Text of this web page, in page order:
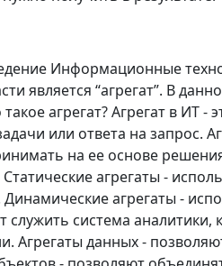
Информационные
“агрегат”. В
агрегат? Агрегат в ИТ
или ответа на запрос.
на ее основе
агрегаты -
агрегаты -
система аналитики,
Агрегаты данных -